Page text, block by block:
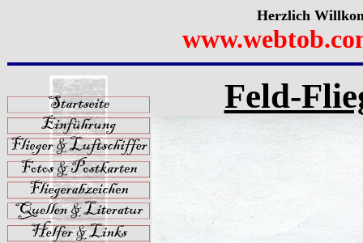
Herzlich
Feld-